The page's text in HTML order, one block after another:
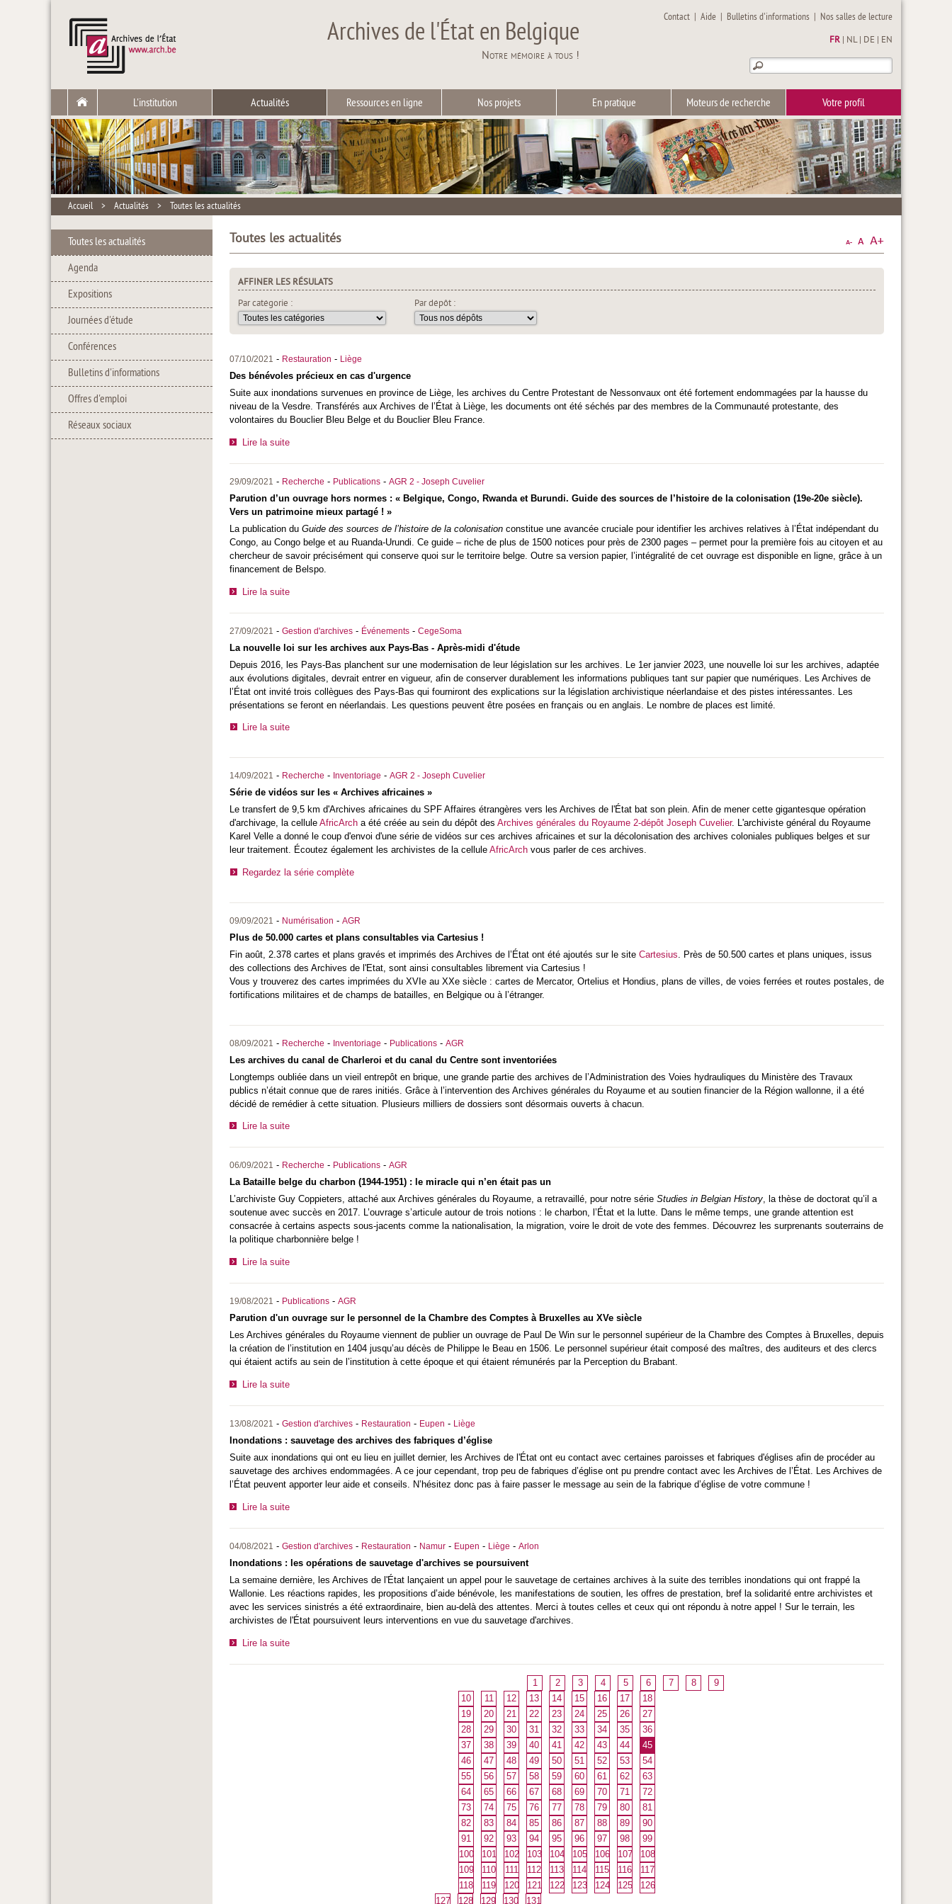
Archives de l'État en Belgique
Notre mémoire à tous !
Contact |Aide | Bulletins d'informations | Nos salles de lecture
FR NL| DE EN
L'institution Actualités Ressources en ligne Nos projets En pratique Moteurs de recherche Votre profil
Accueil > Actualités > Toutes les actualités
Toutes les actualités
Agenda
Expositions
Journées d'étude
Conférences
Bulletins d'informations
Offres d'emploi
Réseaux sociaux
Toutes les actualités
AFFINER LES RÉSULATS
Par catégorie :
Par dépôt :
07/10/2021 - Restauration - Liège
Des bénévoles précieux en cas d'urgence
Suite aux inondations survenues en province de Liège, les archives du Centre Protestant de Nessonvaux ont été fortement endommagées par la hausse du
niveau de la Vesdre. Transférés aux Archives de l’État à Liège, les documents ont été séchés par des membres de la Communauté protestante, des
volontaires du Bouclier Bleu Belge et du Bouclier Bleu France.
Lire la suite
29/09/2021 - Recherche - Publications - AGR 2 - Joseph Cuvelier
Parution d’un ouvrage hors normes : « Belgique, Congo, Rwanda et Burundi. Guide des sources de l’histoire de la colonisation (19e-20e siècle).
Vers un patrimoine mieux partagé ! »
La publication du Guide des sources de l’histoire de la colonisation constitue une avancée cruciale pour identifier les archives relatives à l’État indépendant du
Congo, au Congo belge et au Ruanda-Urundi. Ce guide – riche de plus de 1500 notices pour près de 2300 pages – permet pour la première fois au citoyen et au
chercheur de savoir précisément qui conserve quoi sur le territoire belge. Outre sa version papier, l’intégralité de cet ouvrage est disponible en ligne, grâce à un
financement de Belspo.
Lire la suite
27/09/2021 - Gestion d'archives - Événements - CegeSoma
La nouvelle loi sur les archives aux Pays-Bas - Après-midi d'étude
Depuis 2016, les Pays-Bas planchent sur une modernisation de leur législation sur les archives. Le 1er janvier 2023, une nouvelle loi sur les archives, adaptée
aux évolutions digitales, devrait entrer en vigueur, afin de conserver durablement les informations publiques tant sur papier que numériques. Les Archives de
l’État ont invité trois collègues des Pays-Bas qui fourniront des explications sur la législation archivistique néerlandaise et des pistes intéressantes. Les
présentations se feront en néerlandais. Les questions peuvent être posées en français ou en anglais. Le nombre de places est limité.
Lire la suite
14/09/2021 - Recherche - Inventoriage - AGR 2 - Joseph Cuvelier
Série de vidéos sur les « Archives africaines »
Le transfert de 9,5 km d'Archives africaines du SPF Affaires étrangères vers les Archives de l'État bat son plein. Afin de mener cette gigantesque opération
d'archivage, la cellule AfricArch a été créée au sein du dépôt des Archives générales du Royaume 2-dépôt Joseph Cuvelier. L'archiviste général du Royaume
Karel Velle a donné le coup d'envoi d'une série de vidéos sur ces archives africaines et sur la décolonisation des archives coloniales publiques belges et sur
leur traitement. Écoutez également les archivistes de la cellule AfricArch vous parler de ces archives.
Regardez la série complète
09/09/2021 - Numérisation - AGR
Plus de 50.000 cartes et plans consultables via Cartesius !
Fin août, 2.378 cartes et plans gravés et imprimés des Archives de l’État ont été ajoutés sur le site Cartesius . Près de 50.500 cartes et plans uniques, issus
des collections des Archives de l'Etat, sont ainsi consultables librement via Cartesius !
Vous y trouverez des cartes imprimées du XVIe au XXe siècle : cartes de Mercator, Ortelius et Hondius, plans de villes, de voies ferrées et routes postales, de
fortifications militaires et de champs de batailles, en Belgique ou à l’étranger.
08/09/2021 - Recherche - Inventoriage - Publications - AGR
Les archives du canal de Charleroi et du canal du Centre sont inventoriées
Longtemps oubliée dans un vieil entrepôt en brique, une grande partie des archives de l’Administration des Voies hydrauliques du Ministère des Travaux
publics n’était connue que de rares initiés. Grâce à l’intervention des Archives générales du Royaume et au soutien financier de la Région wallonne, il a été
décidé de remédier à cette situation. Plusieurs milliers de dossiers sont désormais ouverts à chacun.
Lire la suite
06/09/2021 - Recherche - Publications - AGR
La Bataille belge du charbon (1944-1951) : le miracle qui n’en était pas un
L’archiviste Guy Coppieters, attaché aux Archives générales du Royaume, a retravaillé, pour notre série Studies in Belgian History, la thèse de doctorat qu’il a
soutenue avec succès en 2017. L’ouvrage s’articule autour de trois notions : le charbon, l’État et la lutte. Dans le même temps, une grande attention est
consacrée à certains aspects sous-jacents comme la nationalisation, la migration, voire le droit de vote des femmes. Découvrez les surprenants souterrains de
la politique charbonnière belge !
Lire la suite
19/08/2021 - Publications - AGR
Parution d'un ouvrage sur le personnel de la Chambre des Comptes à Bruxelles au XVe siècle
Les Archives générales du Royaume viennent de publier un ouvrage de Paul De Win sur le personnel supérieur de la Chambre des Comptes à Bruxelles, depuis
la création de l’institution en 1404 jusqu’au décès de Philippe le Beau en 1506. Le personnel supérieur était composé des maîtres, des auditeurs et des clercs
qui étaient actifs au sein de l’institution à cette époque et qui étaient rémunérés par la Perception du Brabant.
Lire la suite
13/08/2021 - Gestion d'archives - Restauration - Eupen - Liège
Inondations : sauvetage des archives des fabriques d’église
Suite aux inondations qui ont eu lieu en juillet dernier, les Archives de l'État ont eu contact avec certaines paroisses et fabriques d'églises afin de procéder au
sauvetage des archives endommagées. A ce jour cependant, trop peu de fabriques d’église ont pu prendre contact avec les Archives de l’État. Les Archives de
l’État peuvent apporter leur aide et conseils. N’hésitez donc pas à faire passer le message au sein de la fabrique d’église de votre commune !
Lire la suite
04/08/2021 - Gestion d'archives - Restauration - Namur - Eupen - Liège - Arlon
Inondations : les opérations de sauvetage d'archives se poursuivent
La semaine dernière, les Archives de l'État lançaient un appel pour le sauvetage de certaines archives à la suite des terribles inondations qui ont frappé la
Wallonie. Les réactions rapides, les propositions d’aide bénévole, les manifestations de soutien, les offres de prestation, bref la solidarité entre archivistes et
avec les services sinistrés a été extraordinaire, bien au-delà des attentes. Merci à toutes celles et ceux qui ont répondu à notre appel ! Sur le terrain, les
archivistes de l'État poursuivent leurs interventions en vue du sauvetage d'archives.
Lire la suite
1 2 3 4 5 6 7 8
9
10
11 12 13 14 15 16 17
18
19
20 21 22 23 24 25 26
27
28
29 30 31 32 33 34 35
36
37
38 39 40 41 42 43 44
45
46
47 48 49 50 51 52 53
54
55
56 57 58 59 60 61 62
63
64
65 66 67 68 69 70 71
72
73
74 75 76 77 78 79 80
81
82
83 84 85 86 87 88 89
90
91
92 93 94 95 96 97 98
99
100
101 102 103 104 105 106 107
108
109
110 111 112 113 114 115 116
117
118
119 120 121 122 123 124 125
126
127
128 129 130 131